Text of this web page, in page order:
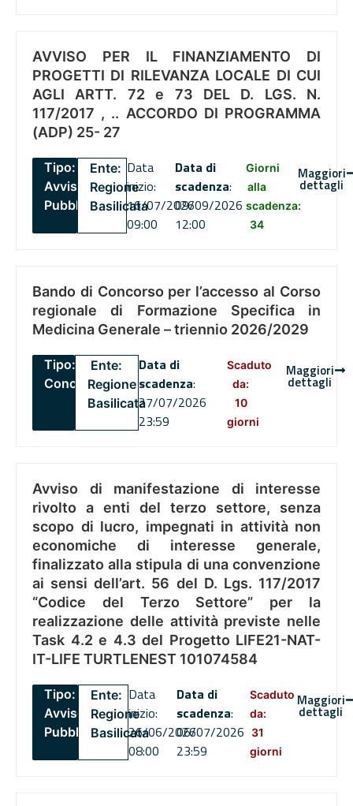
AVVISO PER IL FINANZIAMENTO DI
PROGETTI DI RILEVANZA LOCALE DI CUI
AGLI ARTT. 72 e 73 DEL D. LGS. N.
117/2017 , .. ACCORDO DI PROGRAMMA
(ADP) 25- 27
Tipo:
Avviso
Pubblico
Ente:
Regione
Basilicata
Data
inizio:
16/07/2026
09:00
Data di
scadenza:
09/09/2026
12:00
Giorni
alla
scadenza:
34
Maggiori
dettagli
Bando di Concorso per l’accesso al Corso
regionale di Formazione Specifica in
Medicina Generale – triennio 2026/2029
Tipo:
Concorsi
Ente:
Regione
Basilicata
Data di
scadenza:
27/07/2026
23:59
Scaduto
da:
10
giorni
Maggiori
dettagli
Avviso di manifestazione di interesse
rivolto a enti del terzo settore, senza
scopo di lucro, impegnati in attività non
economiche di interesse generale,
finalizzato alla stipula di una convenzione
ai sensi dell’art. 56 del D. Lgs. 117/2017
“Codice del Terzo Settore” per la
realizzazione delle attività previste nelle
Task 4.2 e 4.3 del Progetto LIFE21-NAT-
IT-LIFE TURTLENEST 101074584
Tipo:
Avviso
Pubblico
Ente:
Regione
Basilicata
Data
inizio:
26/06/2026
08:00
Data di
scadenza:
06/07/2026
23:59
Scaduto
da:
31
giorni
Maggiori
dettagli